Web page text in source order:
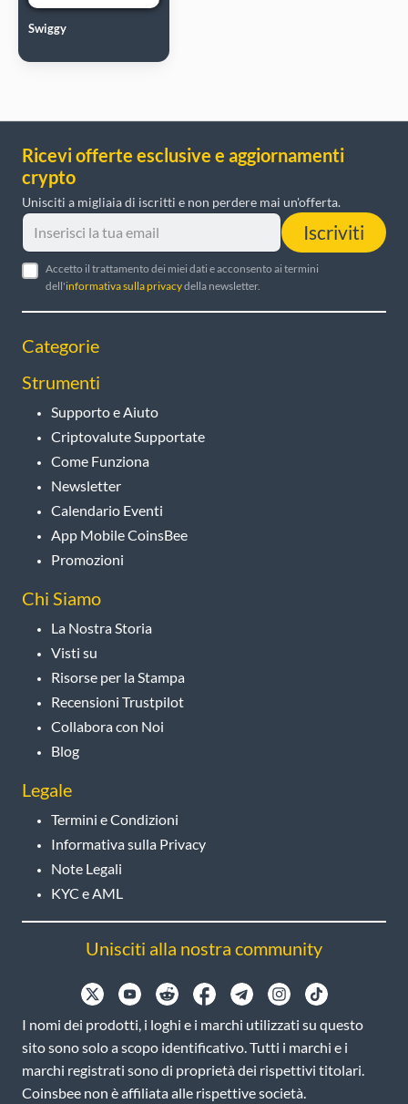
Swiggy
Ricevi offerte esclusive e aggiornamenti
crypto
Unisciti a migliaia di iscritti e non perdere mai un'offerta.
Iscriviti
Accetto il trattamento dei miei dati e acconsento ai termini
dell'informativa sulla privacydella newsletter.
Categorie
Strumenti
Supporto e Aiuto
Criptovalute Supportate
Come Funziona
Newsletter
Calendario Eventi
App Mobile CoinsBee
Promozioni
Chi Siamo
La Nostra Storia
Visti su
Risorse per la Stampa
Recensioni Trustpilot
Collabora con Noi
Blog
Legale
Termini e Condizioni
Informativa sulla Privacy
Note Legali
KYC e AML
Unisciti alla nostra community
I nomi dei prodotti, i loghi e i marchi utilizzati su questo
sito sono solo a scopo identificativo. Tutti i marchi e i
marchi registrati sono di proprietà dei rispettivi titolari.
Coinsbee non è affiliata alle rispettive società.